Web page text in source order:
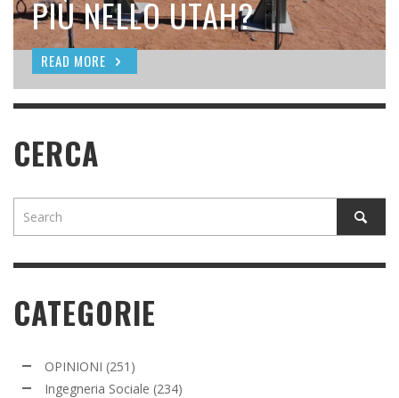
SEEDING
READ MORE
PIÙ NELLO UTAH?
READ MORE
READ MORE
CERCA
CATEGORIE
OPINIONI (251)
Ingegneria Sociale (234)